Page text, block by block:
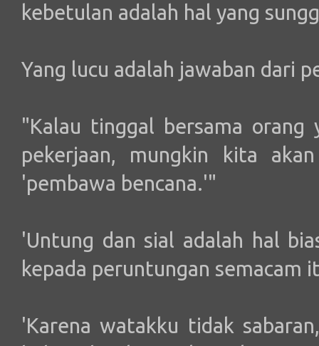
kebetulan adalah hal yang
Yang lucu adalah jawaban dari
"Kalau tinggal bersama
pekerjaan, mungkin kita
'pembawa bencana.'"
'Untung dan sial adalah hal
kepada peruntungan semacam
'Karena watakku tidak